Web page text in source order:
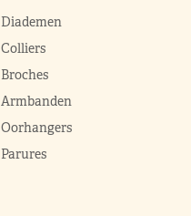
Diademen
Colliers
Broches
Armbanden
Oorhangers
Parures